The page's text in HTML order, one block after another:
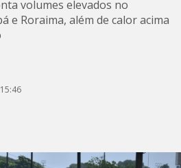
volumes elevados no
e Roraima, além de calor acima